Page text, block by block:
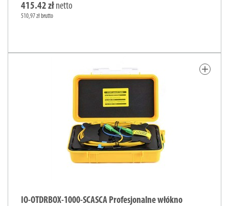
415.42 zł netto
510,97 zł brutto
add
IO-OTDRBOX-1000-SCASCA Profesjonalne włókno